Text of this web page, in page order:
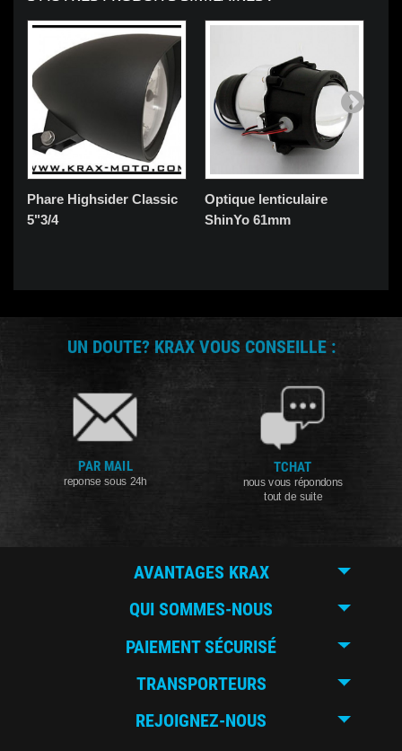
Phare Highsider Classic
5"3/4
Optique lenticulaire
ShinYo 61mm
UN DOUTE? KRAX VOUS CONSEILLE :
PAR MAIL
reponse sous 24h
TCHAT
nous vous répondons
tout de suite
AVANTAGES KRAX
QUI SOMMES-NOUS
PAIEMENT SÉCURISÉ
TRANSPORTEURS
REJOIGNEZ-NOUS